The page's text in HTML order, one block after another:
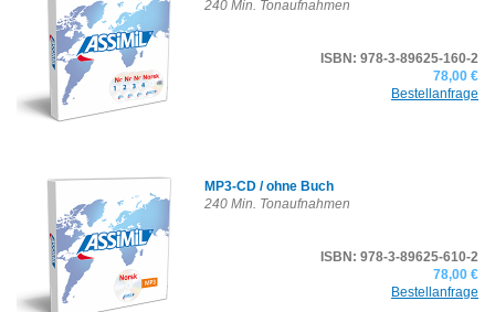
240 Min. Tonaufnahmen
ISBN: 978-3-89625-160-2
78,00 €
Bestellanfrage
MP3-CD / ohne Buch
240 Min. Tonaufnahmen
ISBN: 978-3-89625-610-2
78,00 €
Bestellanfrage